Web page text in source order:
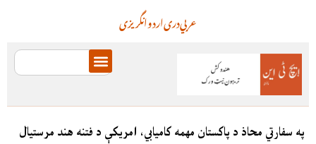
انگریزیاردودریعربي
په سفارتي محاذ د پاکستان مهمه کاميابي، امريکې د فتنه هند مرستيال